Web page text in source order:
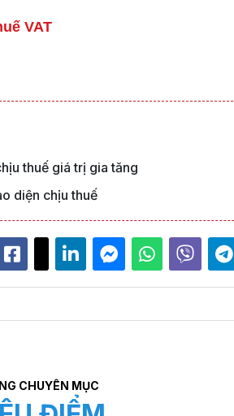
VAT
thuế giá trị gia tăng
diện chịu thuế
CHUYÊN MỤC